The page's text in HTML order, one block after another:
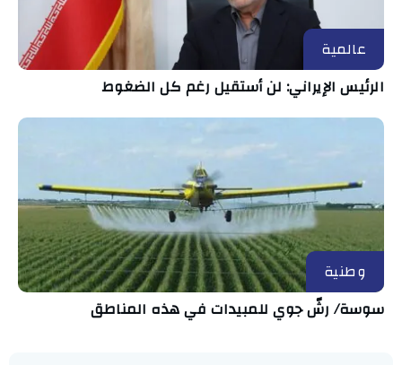
عالمية
الرئيس الإيراني: لن أستقيل رغم كل الضغوط
وطنية
سوسة/ رشّ جوي للمبيدات في هذه المناطق